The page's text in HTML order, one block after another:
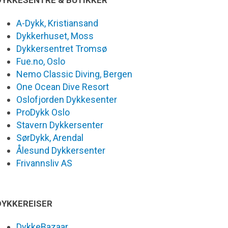
A-Dykk, Kristiansand
Dykkerhuset, Moss
Dykkersentret Tromsø
Fue.no, Oslo
Nemo Classic Diving, Bergen
One Ocean Dive Resort
Oslofjorden Dykkesenter
ProDykk Oslo
Stavern Dykkersenter
SørDykk, Arendal
Ålesund Dykkersenter
Frivannsliv AS